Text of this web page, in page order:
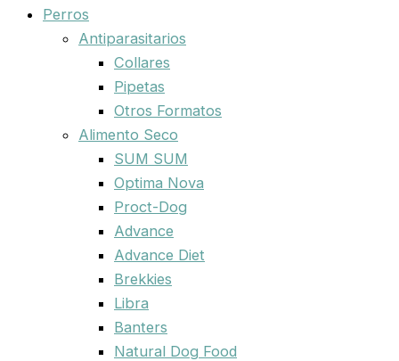
Perros
Antiparasitarios
Collares
Pipetas
Otros Formatos
Alimento Seco
SUM SUM
Optima Nova
Proct-Dog
Advance
Advance Diet
Brekkies
Libra
Banters
Natural Dog Food